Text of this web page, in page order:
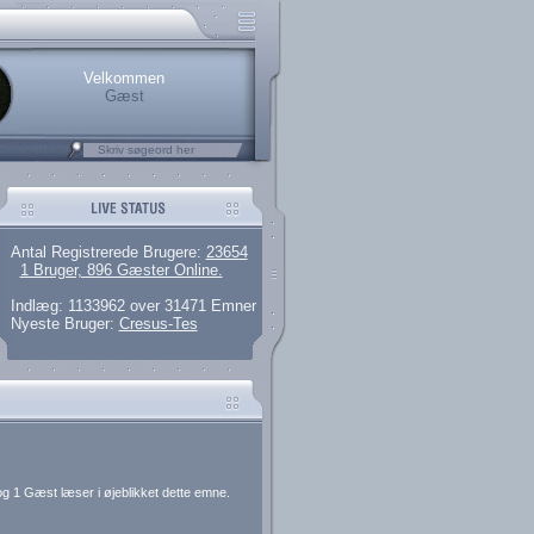
brugere
artikler og 135 guides
her.
Velkommen
Gæst
Antal Registrerede Brugere: 23654
1 Bruger, 896 Gæster Online.
Indlæg: 1133962 over 31471 Emner
Nyeste Bruger: Cresus-Tes
1 Gæst læser i øjeblikket dette emne.